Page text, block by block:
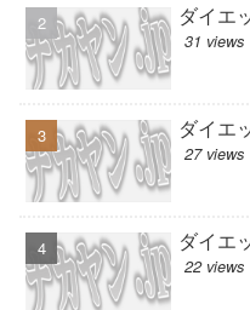
ダイエ
31 views
ダイエ
27 views
ダイエ
22 views